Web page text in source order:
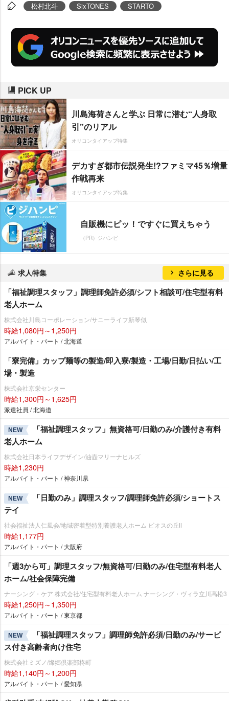
松村北斗 SixTONES STARTO
PICK UP
川島海荷さんと学ぶ 日常に潜む“人身取
引”のリアル
オリコンタイアップ特集
デカすぎ都市伝説発生!?ファミマ45％増量
作戦再来
オリコンタイアップ特集
自販機にピッ！ですぐに買えちゃう
（PR）ジハンピ
求人特集 さらに見る
「福祉調理スタッフ」調理師免許必須/シフト相談可/住宅型有料
老人ホーム
株式会社川島コーポレーション/サニーライフ新琴似
時給1,080円～1,250円
アルバイト・パート / 北海道
「寮完備」カップ麺等の製造/即入寮/製造・工場/日勤/日払い/工
場・製造
株式会社京栄センター
時給1,300円～1,625円
派遣社員 / 北海道
NEW
「福祉調理スタッフ」無資格可/日勤のみ/介護付き有料
老人ホーム
株式会社日本ライフデザイン/油壺マリーナヒルズ
時給1,230円
アルバイト・パート / 神奈川県
NEW
「日勤のみ」調理スタッフ/調理師免許必須/ショートス
テイ
社会福祉法人仁風会/地域密着型特別養護老人ホーム ビオスの丘Ⅱ
時給1,177円
アルバイト・パート / 大阪府
「週3から可」調理スタッフ/無資格可/日勤のみ/住宅型有料老人
ホーム/社会保障完備
ナーシング・ケア 株式会社/住宅型有料老人ホーム ナーシング・ヴィラ立川高松3
時給1,250円～1,350円
アルバイト・パート / 東京都
NEW
「福祉調理スタッフ」調理師免許必須/日勤のみ/サービ
ス付き高齢者向け住宅
株式会社ミズノ/燦郷倶楽部柊町
時給1,140円～1,200円
アルバイト・パート / 愛知県